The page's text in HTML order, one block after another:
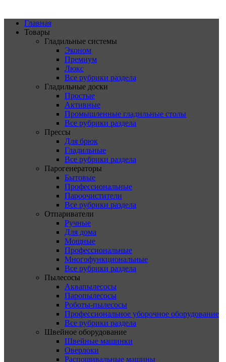
Главная
Товары
Гладильные системы
Эконом
Премиум
Люкс
Все рубрики раздела
Гладильные доски
Простые
Активные
Промышленные гладильные столы
Все рубрики раздела
Прессы
Для брюк
Гладильные
Все рубрики раздела
Парогенераторы
Бытовые
Профессиональные
Пароочистители
Все рубрики раздела
Отпариватели
Ручные
Для дома
Мощные
Профессиональные
Многофункциональные
Все рубрики раздела
Пылесосы
Аквапылесосы
Паропылесосы
Роботы-пылесосы
Профессиональное уборочное оборудование
Все рубрики раздела
Швейное оборудование
Швейные машинки
Оверлоки
Распошивальные машины